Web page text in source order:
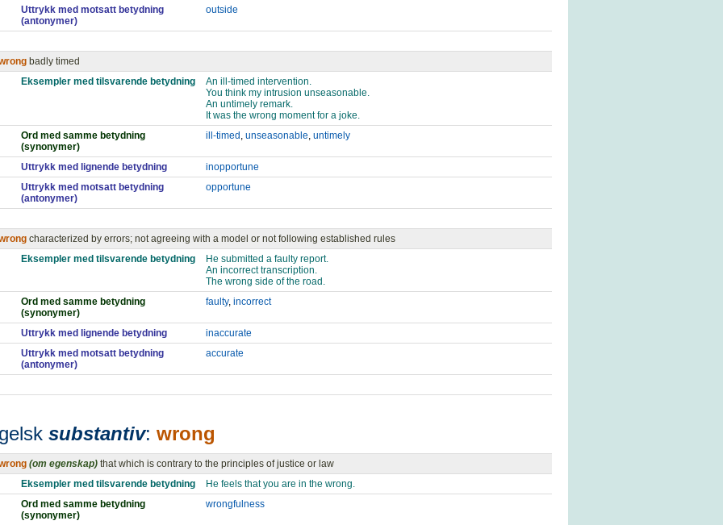
Uttrykk med motsatt betydning
(antonymer)
outside
badly timed
Eksempler med tilsvarende betydning
An ill-timed intervention.
You think my intrusion unseasonable.
An untimely remark.
It was the wrong moment for a joke.
Ord med samme betydning
(synonymer)
ill-timed , unseasonable, untimely
Uttrykk med lignende betydning
inopportune
Uttrykk med motsatt betydning
(antonymer)
opportune
characterized by errors; not agreeing with a model or not following established rules
Eksempler med tilsvarende betydning
He submitted a faulty report.
An incorrect transcription.
The wrong side of the road.
Ord med samme betydning
(synonymer)
faulty, incorrect
Uttrykk med lignende betydning
inaccurate
Uttrykk med motsatt betydning
(antonymer)
accurate
substantiv: wrong
(om egenskap) that which is contrary to the principles of justice or law
Eksempler med tilsvarende betydning
He feels that you are in the wrong.
Ord med samme betydning
(synonymer)
wrongfulness